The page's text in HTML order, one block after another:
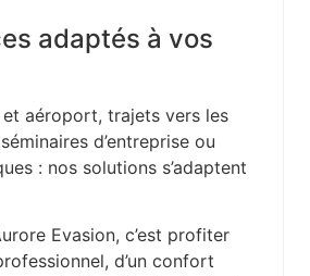
adaptés à vos
aéroport, trajets vers les
d’entreprise ou
: nos solutions s’adaptent
Evasion, c’est profiter
d’un confort